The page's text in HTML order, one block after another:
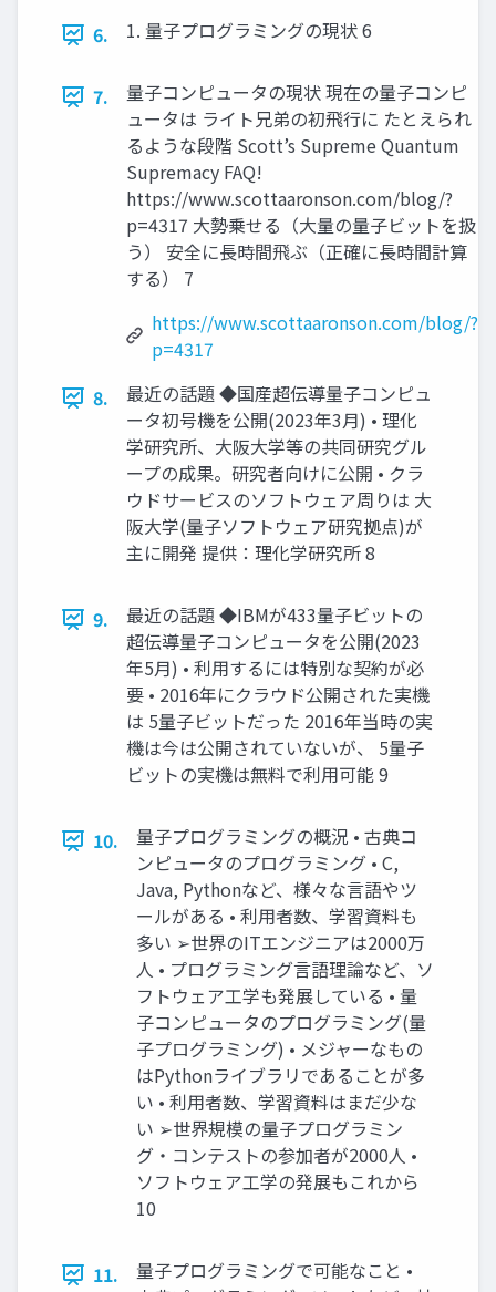
6. 1. 量子プログラミングの現状 6
7.
量子コンピュータの現状 現在の量子コンピ
ュータは ライト兄弟の初飛行に たとえられ
るような段階 Scott’s Supreme Quantum
Supremacy FAQ!
https://www.scottaaronson.com/blog/?
p=4317 大勢乗せる（大量の量子ビットを扱
う） 安全に長時間飛ぶ（正確に長時間計算
する） 7
https://www.scottaaronson.com/blog/?
p=4317
8.
最近の話題 ◆国産超伝導量子コンピュ
ータ初号機を公開(2023年3月) • 理化
学研究所、大阪大学等の共同研究グル
ープの成果。研究者向けに公開 • クラ
ウドサービスのソフトウェア周りは 大
阪大学(量子ソフトウェア研究拠点)が
主に開発 提供：理化学研究所 8
9.
最近の話題 ◆IBMが433量子ビットの
超伝導量子コンピュータを公開(2023
年5月) • 利用するには特別な契約が必
要 • 2016年にクラウド公開された実機
は 5量子ビットだった 2016年当時の実
機は今は公開されていないが、 5量子
ビットの実機は無料で利用可能 9
10.
量子プログラミングの概況 • 古典コ
ンピュータのプログラミング • C,
Java, Pythonなど、様々な言語やツ
ールがある • 利用者数、学習資料も
多い ➢世界のITエンジニアは2000万
人 • プログラミング言語理論など、ソ
フトウェア工学も発展している • 量
子コンピュータのプログラミング(量
子プログラミング) • メジャーなもの
はPythonライブラリであることが多
い • 利用者数、学習資料はまだ少な
い ➢世界規模の量子プログラミン
グ・コンテストの参加者が2000人 •
ソフトウェア工学の発展もこれから
10
11.
量子プログラミングで可能なこと •